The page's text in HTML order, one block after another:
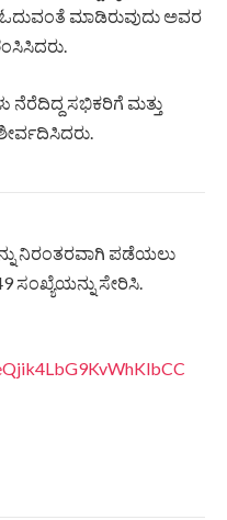
ಮಾಡಿರುವುದು ಅವರ
ನೆರೆದಿದ್ದ ಸಭಿಕರಿಗೆ ಮತ್ತು
ನಿರಂತರವಾಗಿ ಪಡೆಯಲು
ಸಂಖ್ಯೆಯನ್ನು ಸೇರಿಸಿ.